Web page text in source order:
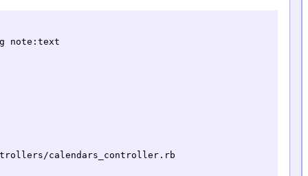
note:text
calendars_controller.rb